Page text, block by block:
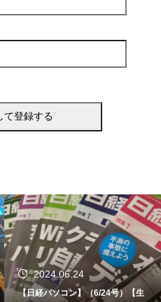
2024.06.12
【書籍】ゼロからはじめる なるほ